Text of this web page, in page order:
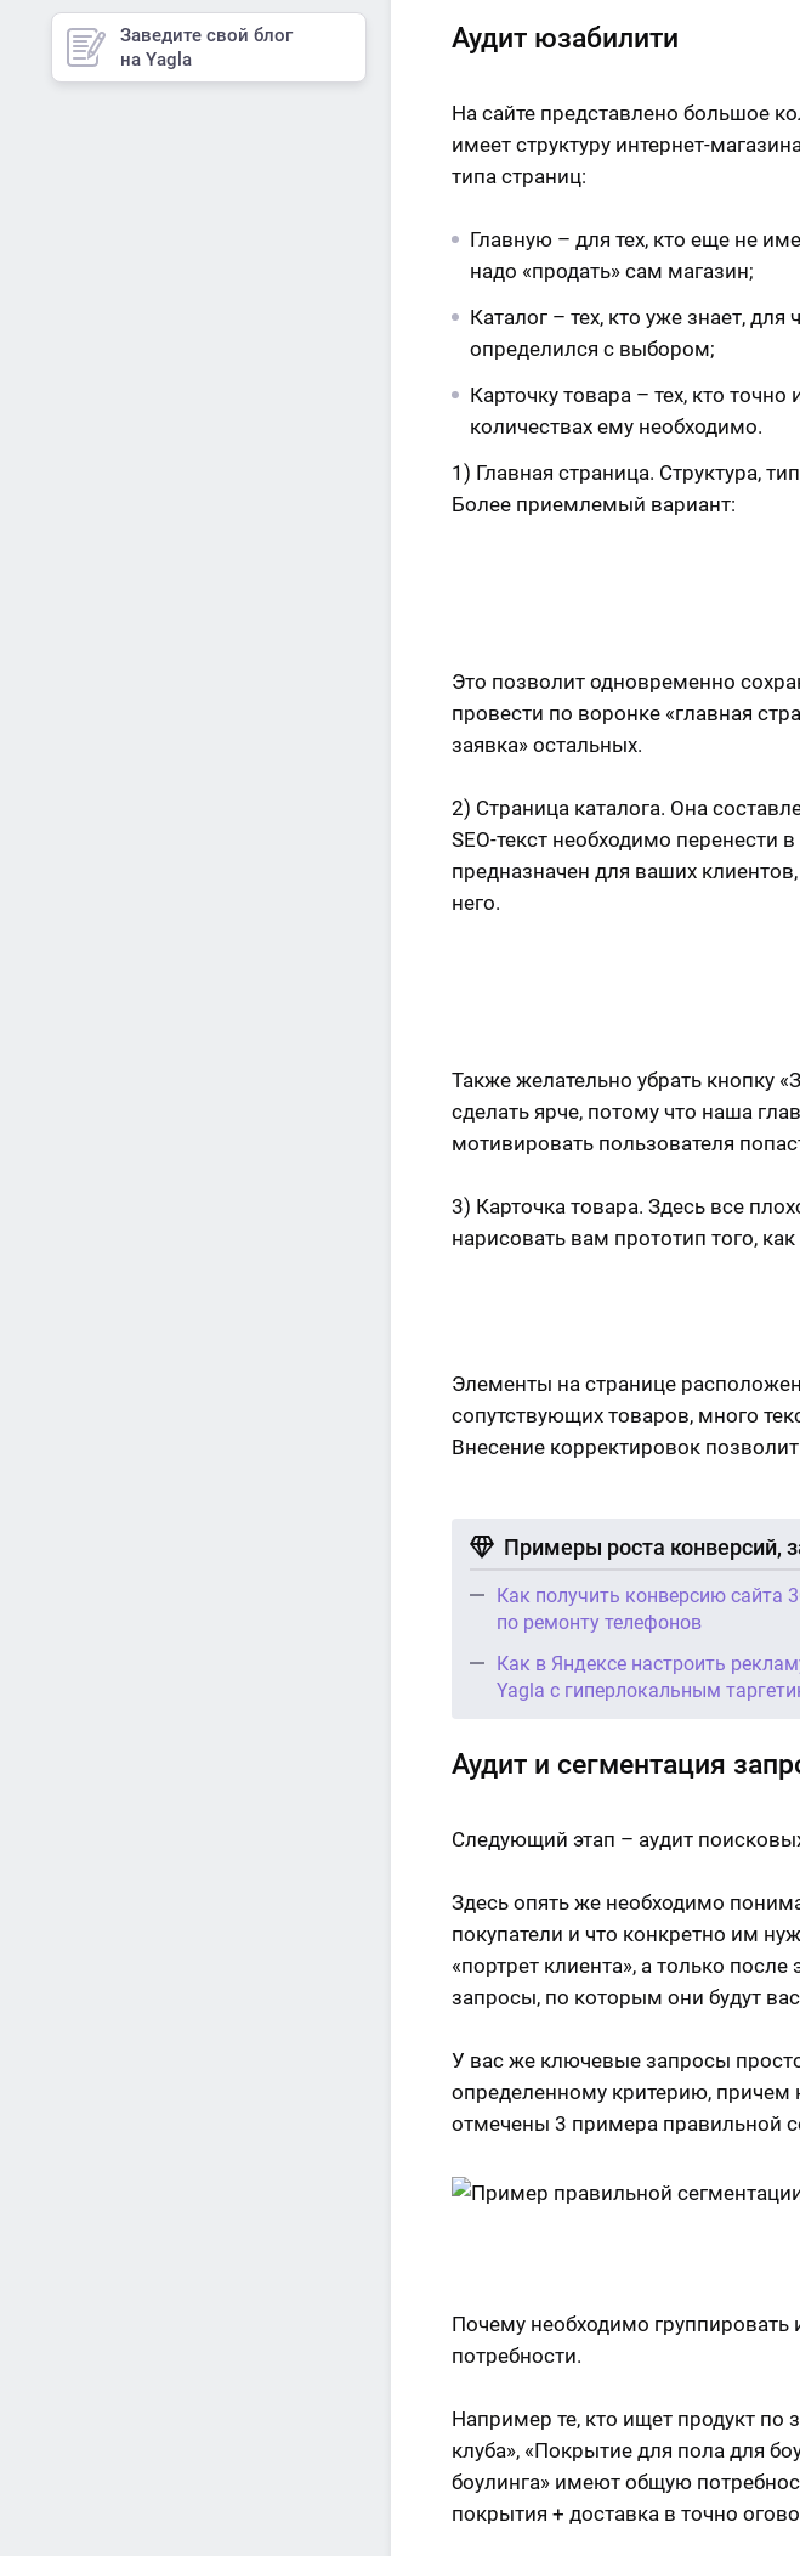
Аудит юзабилити
На сайте представлено большое
имеет структуру интернет-
типа страниц:
Главную – для тех, кто еще не
надо «продать» сам магазин;
Каталог – тех, кто уже знает,
определился с выбором;
Карточку товара – тех, кто точно
количествах ему необходимо.
1) Главная страница. Структура,
Более приемлемый вариант:
Это позволит одновременно
провести по воронке «главная
заявка» остальных.
2) Страница каталога. Она
SEO-текст необходимо перенести
предназначен для ваших
него.
Также желательно убрать кнопку
сделать ярче, потому что наша
мотивировать пользователя
3) Карточка товара. Здесь все
нарисовать вам прототип того,
Элементы на странице
сопутствующих товаров, много
Внесение корректировок
Примеры роста конверсий,
Как получить конверсию сайта
по ремонту телефонов
Как в Яндексе настроить
Yagla с гиперлокальным
Аудит и сегментация
Следующий этап – аудит
Здесь опять же необходимо
покупатели и что конкретно им
«портрет клиента», а только
запросы, по которым они будут вас
У вас же ключевые запросы
определенному критерию, причем
отмечены 3 примера правильной
Почему необходимо группировать
потребности.
Например те, кто ищет продукт по
клуба», «Покрытие для пола для
боулинга» имеют общую
покрытия + доставка в точно
Заведите свой блог
на Yagla